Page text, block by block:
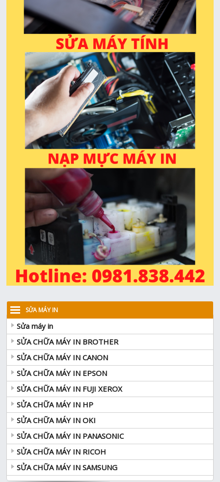
SỬA MÁY IN
Sửa máy in
SỬA CHỮA MÁY IN BROTHER
SỬA CHỮA MÁY IN CANON
SỬA CHỮA MÁY IN EPSON
SỬA CHỮA MÁY IN FUJI XEROX
SỬA CHỮA MÁY IN HP
SỬA CHỮA MÁY IN OKI
SỬA CHỮA MÁY IN PANASONIC
SỬA CHỮA MÁY IN RICOH
SỬA CHỮA MÁY IN SAMSUNG